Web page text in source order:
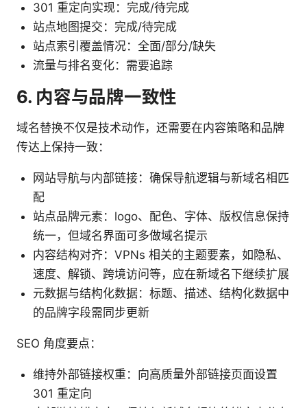
301 重定向实现：完成/待完成
站点地图提交：完成/待完成
站点索引覆盖情况：全面/部分/缺失
流量与排名变化：需要追踪
6. 内容与品牌一致性
域名替换不仅是技术动作，还需要在内容策略和品牌
传达上保持一致：
网站导航与内部链接：确保导航逻辑与新域名相匹
配
站点品牌元素：logo、配色、字体、版权信息保持
统一，但域名界面可多做域名提示
内容结构对齐：VPNs 相关的主题要素，如隐私、
速度、解锁、跨境访问等，应在新域名下继续扩展
元数据与结构化数据：标题、描述、结构化数据中
的品牌字段需同步更新
SEO 角度要点：
维持外部链接权重：向高质量外部链接页面设置
301 重定向